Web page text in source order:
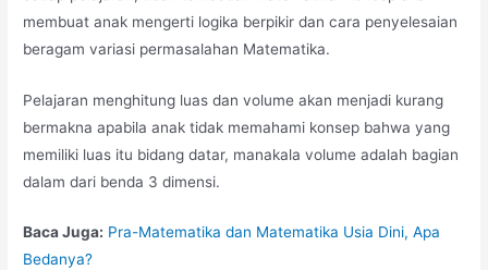
membuat anak mengerti logika berpikir dan cara penyelesaian
beragam variasi permasalahan Matematika.
Pelajaran menghitung luas dan volume akan menjadi kurang
bermakna apabila anak tidak memahami konsep bahwa yang
memiliki luas itu bidang datar, manakala volume adalah bagian
dalam dari benda 3 dimensi.
Baca Juga: Pra-Matematika dan Matematika Usia Dini, Apa
Bedanya?